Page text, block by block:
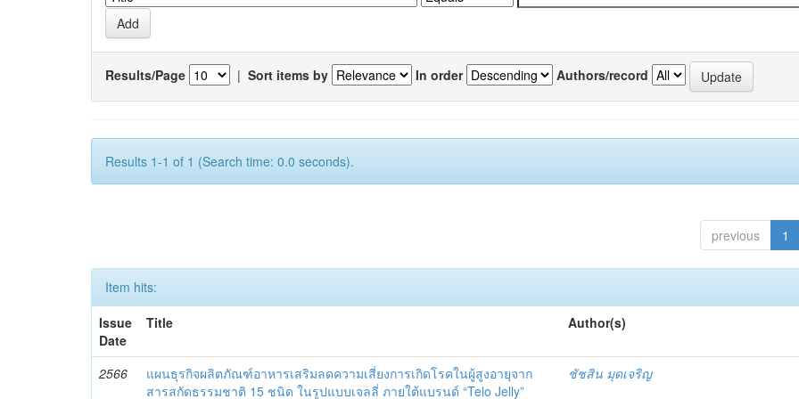
Results/Page | Sort items by In order Authors/record
Results 1-1 of 1 (Search time: 0.0 seconds).
previous 1
Item hits:
Issue
Date
Title Author(s)
2566
แผนธุรกิจผลิตภัณฑ์อาหารเสริมลดความเสี่ยงการเกิดโรคในผู้สูงอายุจาก
สารสกัดธรรมชาติ 15 ชนิด ในรูปแบบเจลลี่ ภายใต้แบรนด์ “Telo Jelly”
ชัชสิน มุดเจริญ